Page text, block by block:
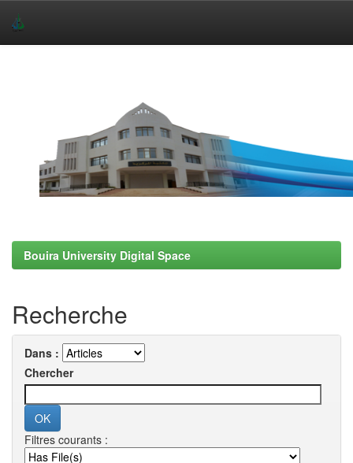
Bouira University Digital Space
Recherche
Dans :
Chercher
Filtres courants :